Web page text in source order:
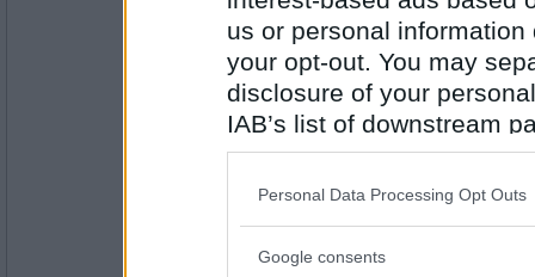
us or personal
your opt-out. You may
disclosure of your
IAB’s list of downstream
also be disclosed by us
Downstream Participants
Please note that this
Personal Data Processing Opt Outs
Google consents
Antal inlägg: 279
Gunilla N- Ej medlem längre